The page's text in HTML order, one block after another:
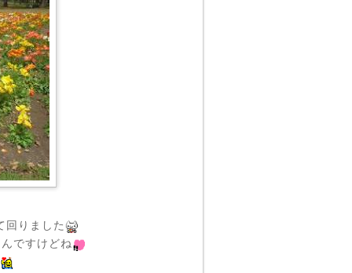
回りました
ですけどね